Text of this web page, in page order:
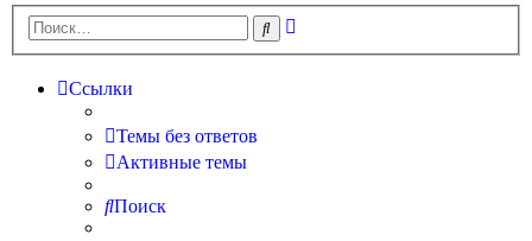
Поиск
Ссылки
Темы без ответов
Активные темы
Поиск